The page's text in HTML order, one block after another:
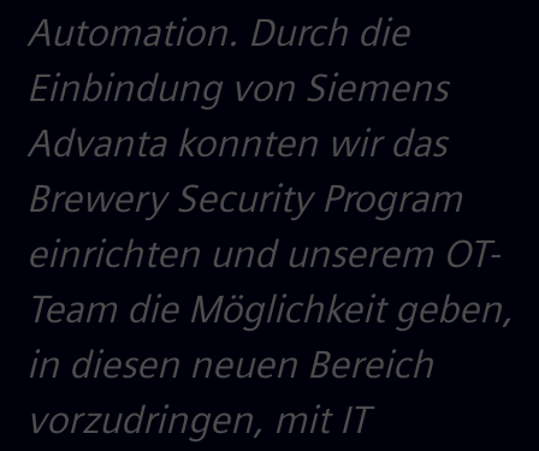
Automation. Durch die
Einbindung von Siemens
Advanta konnten wir das
Brewery Security Program
einrichten und unserem OT-
Team die Möglichkeit geben,
in diesen neuen Bereich
vorzudringen, mit IT